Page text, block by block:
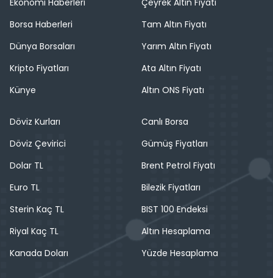
Ekonomi Haberleri
Borsa Haberleri
Dünya Borsaları
Kripto Fiyatları
Künye
Çeyrek Altın Fiyatı
Tam Altın Fiyatı
Yarım Altın Fiyatı
Ata Altın Fiyatı
Altın ONS Fiyatı
Döviz Kurları
Döviz Çevirici
Dolar TL
Euro TL
Sterin Kaç TL
Riyal Kaç TL
Kanada Doları
Canlı Borsa
Gümüş Fiyatları
Brent Petrol Fiyatı
Bilezik Fiyatları
BIST 100 Endeksi
Altın Hesaplama
Yüzde Hesaplama